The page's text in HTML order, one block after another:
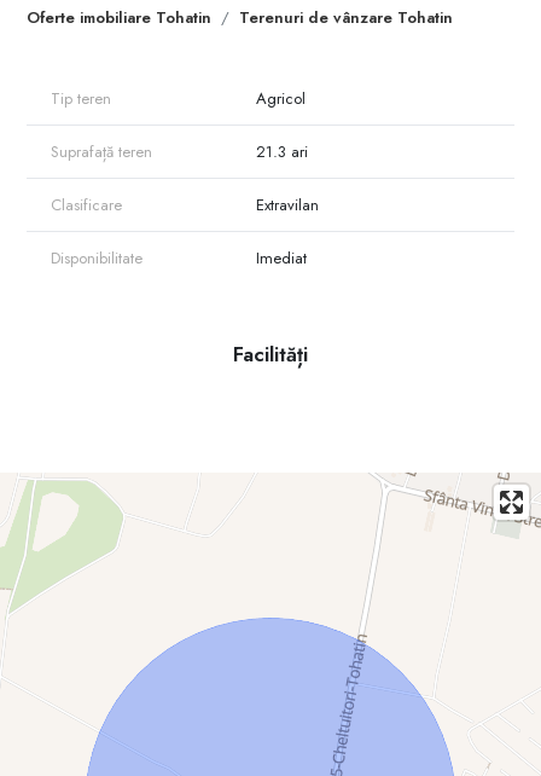
Oferte imobiliare Tohatin Terenuri de vânzare Tohatin
Tip teren Agricol
Suprafață teren 21.3 ari
Clasificare Extravilan
Disponibilitate Imediat
Facilități